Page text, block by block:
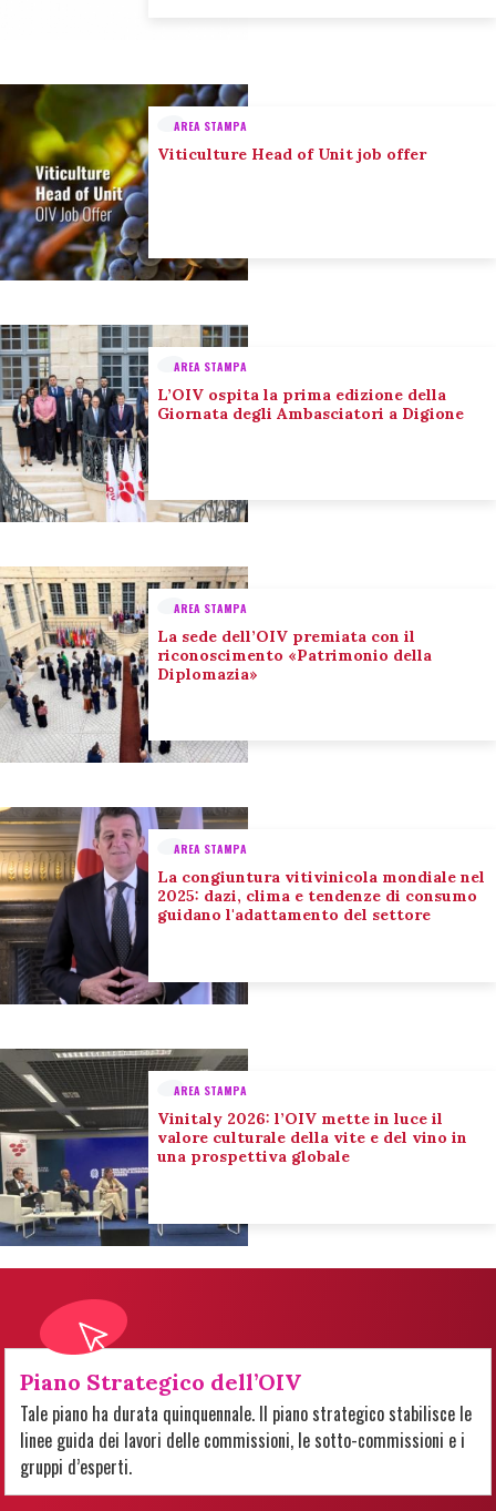
AREA STAMPA
Viticulture Head of Unit job offer
AREA STAMPA
L’OIV ospita la prima edizione della
Giornata degli Ambasciatori a Digione
AREA STAMPA
La sede dell’OIV premiata con il
riconoscimento «Patrimonio della
Diplomazia»
AREA STAMPA
La congiuntura vitivinicola mondiale nel
2025: dazi, clima e tendenze di consumo
guidano l'adattamento del settore
AREA STAMPA
Vinitaly 2026: l’OIV mette in luce il
valore culturale della vite e del vino in
una prospettiva globale
Piano Strategico dell’OIV
Tale piano ha durata quinquennale. Il piano strategico stabilisce le
linee guida dei lavori delle commissioni, le sotto-commissioni e i
gruppi d’esperti.